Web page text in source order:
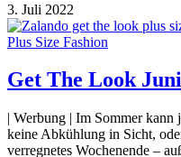
3. Juli 2022
Plus Size Fashion
Get The Look Juni
| Werbung | Im Sommer kann
keine Abkühlung in Sicht,
verregnetes Wochenende –